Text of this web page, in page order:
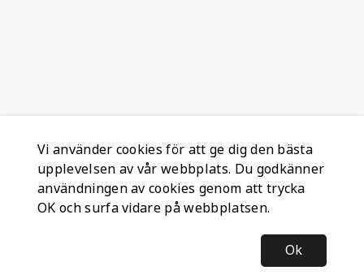
Vi använder cookies för att ge dig den bästa
upplevelsen av vår webbplats. Du godkänner
användningen av cookies genom att trycka
OK och surfa vidare på webbplatsen.
Ok